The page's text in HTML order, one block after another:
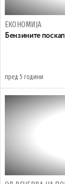
ЕКОНОМИЈА
Бензините
пред 5 години